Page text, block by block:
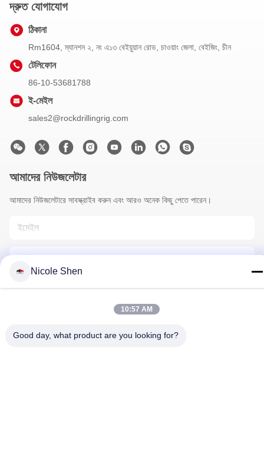
দ্রুত যোগাযোগ
ঠিকানা
Rm1604, ম্যানশন ২, নং এ১৩ বেইয়ুয়ান রোড, চাওয়াং জেলা, বেইজিং, চীন
টেলিফোন
86-10-53681788
ই-মেইল
sales2@rockdrillingrig.com
আমাদের নিউজলেটার
আমাদের নিউজলেটারে সাবস্ক্রাইব করুন এবং আরও অনেক কিছু পেতে পারেন।
Nicole Shen
10:57 AM
Good day, what product are you looking for?